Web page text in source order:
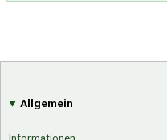
Allgemein
Informationen